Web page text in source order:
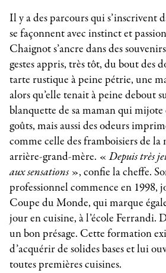
Il y a des parcours qui s’inscrivent
se façonnent avec instinct et
Chaignot s’ancre dans des
gestes appris, très tôt, du bout des
tarte rustique à peine pétrie, une
alors qu’elle tenait à peine debout
blanquette de sa maman qui mijote
goûts, mais aussi des odeurs
comme celle des framboisiers de la
arrière-grand-mère. «Depuis très
aux sensations», confie la cheffe.
professionnel commence en 1998,
Coupe du Monde, qui marque
jour en cuisine, à l’école Ferrandi.
un bon présage. Cette formation
d’acquérir de solides bases et lui
toutes premières cuisines.